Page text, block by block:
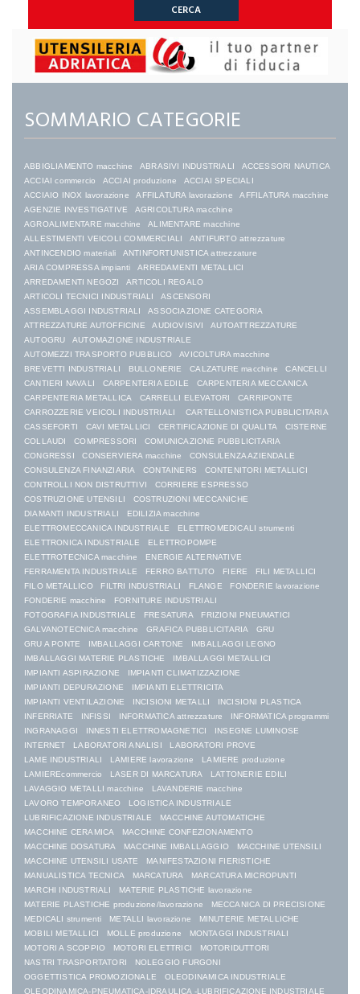
SOMMARIO CATEGORIE
ABBIGLIAMENTO macchine ABRASIVI INDUSTRIALI
ACCESSORI NAUTICA
ACCIAI commercio
ACCIAI produzione
ACCIAI SPECIALI
ACCIAIO INOX lavorazione
AFFILATURA lavorazione
AFFILATURA macchine
AGENZIE INVESTIGATIVE
AGRICOLTURA macchine
AGROALIMENTARE macchine
ALIMENTARE macchine
ALLESTIMENTI VEICOLI COMMERCIALI
ANTIFURTO attrezzature
ANTINCENDIO materiali
ANTINFORTUNISTICA attrezzature
ARIA COMPRESSA impianti
ARREDAMENTI METALLICI
ARREDAMENTI NEGOZI
ARTICOLI REGALO
ARTICOLI TECNICI INDUSTRIALI
ASCENSORI
ASSEMBLAGGI INDUSTRIALI
ASSOCIAZIONE CATEGORIA
ATTREZZATURE AUTOFFICINE
AUDIOVISIVI
AUTOATTREZZATURE
AUTOGRU
AUTOMAZIONE INDUSTRIALE
AUTOMEZZI TRASPORTO PUBBLICO
AVICOLTURA macchine
BREVETTI INDUSTRIALI
BULLONERIE CALZATURE macchine
CANCELLI
CANTIERI NAVALI
CARPENTERIA EDILE
CARPENTERIA MECCANICA
CARPENTERIA METALLICA
CARRELLI ELEVATORI
CARRIPONTE
CARROZZERIE VEICOLI INDUSTRIALI
CARTELLONISTICA PUBBLICITARIA
CASSEFORTI
CAVI METALLICI CERTIFICAZIONE DI QUALITA
CISTERNE
COLLAUDI
COMPRESSORI
COMUNICAZIONE PUBBLICITARIA
CONGRESSI
CONSERVIERA macchine
CONSULENZA AZIENDALE
CONSULENZA FINANZIARIA
CONTAINERS
CONTENITORI METALLICI
CONTROLLI NON DISTRUTTIVI
CORRIERE ESPRESSO
COSTRUZIONE UTENSILI
COSTRUZIONI MECCANICHE
DIAMANTI INDUSTRIALI
EDILIZIA macchine
ELETTROMECCANICA INDUSTRIALE
ELETTROMEDICALI strumenti
ELETTRONICA INDUSTRIALE
ELETTROPOMPE
ELETTROTECNICA macchine
ENERGIE ALTERNATIVE
FERRAMENTA INDUSTRIALE
FERRO BATTUTO FIERE
FILI METALLICI
FILO METALLICO
FILTRI INDUSTRIALI FLANGE
FONDERIE lavorazione
FONDERIE macchine
FORNITURE INDUSTRIALI
FOTOGRAFIA INDUSTRIALE
FRESATURA
FRIZIONI PNEUMATICI
GALVANOTECNICA macchine
GRAFICA PUBBLICITARIA
GRU
GRU A PONTE
IMBALLAGGI CARTONE
IMBALLAGGI LEGNO
IMBALLAGGI MATERIE PLASTICHE
IMBALLAGGI METALLICI
IMPIANTI ASPIRAZIONE
IMPIANTI CLIMATIZZAZIONE
IMPIANTI DEPURAZIONE
IMPIANTI ELETTRICITA
IMPIANTI VENTILAZIONE
INCISIONI METALLI
INCISIONI PLASTICA
INFERRIATE
INFISSI INFORMATICA attrezzature
INFORMATICA programmi
INGRANAGGI
INNESTI ELETTROMAGNETICI
INSEGNE LUMINOSE
INTERNET
LABORATORI ANALISI
LABORATORI PROVE
LAME INDUSTRIALI
LAMIERE lavorazione
LAMIERE produzione
LAMIEREcommercio
LASER DI MARCATURA
LATTONERIE EDILI
LAVAGGIO METALLI macchine
LAVANDERIE macchine
LAVORO TEMPORANEO
LOGISTICA INDUSTRIALE
LUBRIFICAZIONE INDUSTRIALE
MACCHINE AUTOMATICHE
MACCHINE CERAMICA
MACCHINE CONFEZIONAMENTO
MACCHINE DOSATURA
MACCHINE IMBALLAGGIO
MACCHINE UTENSILI
MACCHINE UTENSILI USATE
MANIFESTAZIONI FIERISTICHE
MANUALISTICA TECNICA
MARCATURA
MARCATURA MICROPUNTI
MARCHI INDUSTRIALI
MATERIE PLASTICHE lavorazione
MATERIE PLASTICHE produzione/lavorazione
MECCANICA DI PRECISIONE
MEDICALI strumenti
METALLI lavorazione
MINUTERIE METALLICHE
MOBILI METALLICI
MOLLE produzione
MONTAGGI INDUSTRIALI
MOTORI A SCOPPIO
MOTORI ELETTRICI
MOTORIDUTTORI
NASTRI TRASPORTATORI
NOLEGGIO FURGONI
OGGETTISTICA PROMOZIONALE
OLEODINAMICA INDUSTRIALE
OLEODINAMICA-PNEUMATICA-IDRAULICA -LUBRIFICAZIONE INDUSTRIALE